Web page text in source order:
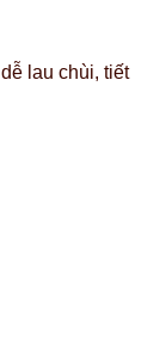
lau chùi, tiết